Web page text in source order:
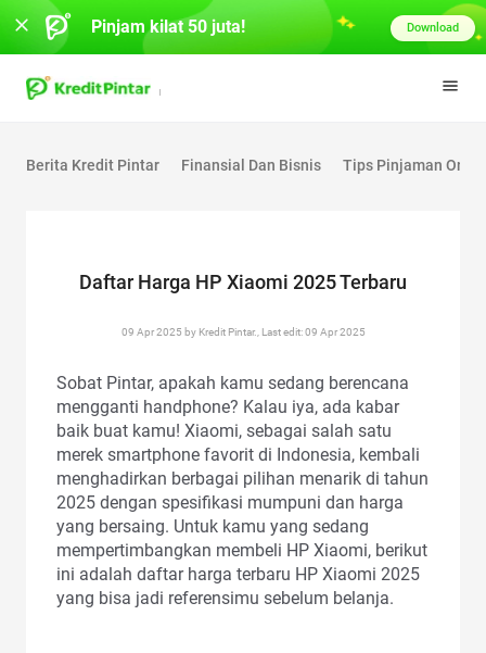
Berita Kredit Pintar Finansial Dan Bisnis Tips Pinjaman
Daftar Harga HP Xiaomi 2025 Terbaru
09 Apr 2025 by Kredit Pintar., Last edit: 09 Apr 2025
Sobat Pintar, apakah kamu sedang berencana
mengganti handphone? Kalau iya, ada kabar
baik buat kamu! Xiaomi, sebagai salah satu
merek smartphone favorit di Indonesia, kembali
menghadirkan berbagai pilihan menarik di tahun
2025 dengan spesifikasi mumpuni dan harga
yang bersaing. Untuk kamu yang sedang
mempertimbangkan membeli HP Xiaomi, berikut
ini adalah daftar harga terbaru HP Xiaomi 2025
yang bisa jadi referensimu sebelum belanja.
Pinjam kilat 50 juta! Download